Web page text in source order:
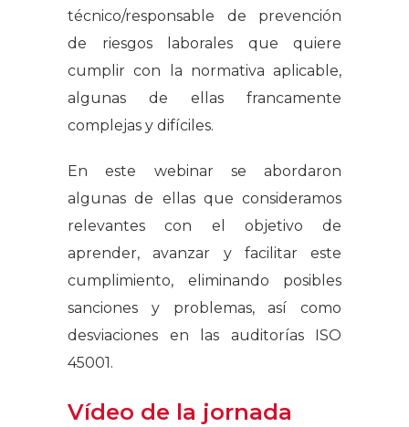
técnico/responsable de prevención
de riesgos laborales que quiere
cumplir con la normativa aplicable,
algunas de ellas francamente
complejas y difíciles.
En este webinar se abordaron
algunas de ellas que consideramos
relevantes con el objetivo de
aprender, avanzar y facilitar este
cumplimiento, eliminando posibles
sanciones y problemas, así como
desviaciones en las auditorías ISO
45001.
Vídeo de la jornada